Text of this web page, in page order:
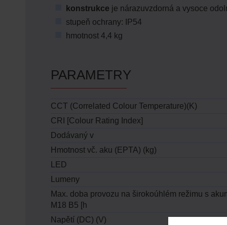
konstrukce je nárazuvzdorná a vysoce
stupeň ochrany: IP54
hmotnost 4,4 kg
PARAMETRY
CCT (Correlated Colour Temperature)(K)
CRI [Colour Rating Index]
Dodávaný v
Hmotnost vč. aku (EPTA) (kg)
LED
Lumeny
Max. doba provozu na širokoúhlém režimu s
M18 B5 [h
Napětí (DC) (V)